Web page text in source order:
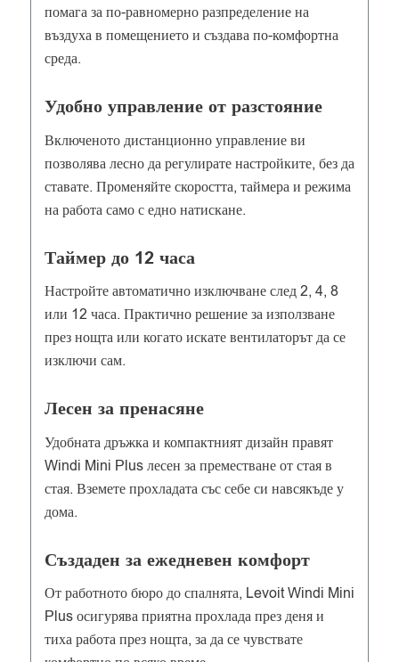
помага за по-равномерно разпределение на
въздуха в помещението и създава по-комфортна
среда.
Удобно управление от разстояние
Включеното дистанционно управление ви
позволява лесно да регулирате настройките, без да
ставате. Променяйте скоростта, таймера и режима
на работа само с едно натискане.
Таймер до 12 часа
Настройте автоматично изключване след 2, 4, 8
или 12 часа. Практично решение за използване
през нощта или когато искате вентилаторът да се
изключи сам.
Лесен за пренасяне
Удобната дръжка и компактният дизайн правят
Windi Mini Plus лесен за преместване от стая в
стая. Вземете прохладата със себе си навсякъде у
дома.
Създаден за ежедневен комфорт
От работното бюро до спалнята, Levoit Windi Mini
Plus осигурява приятна прохлада през деня и
тиха работа през нощта, за да се чувствате